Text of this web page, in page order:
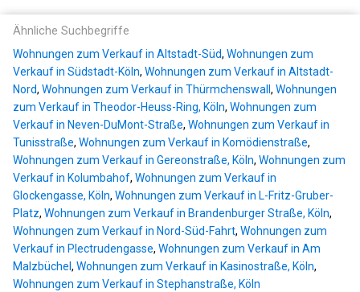
Ähnliche Suchbegriffe
Wohnungen zum Verkauf in Altstadt-Süd, Wohnungen zum
Verkauf in Südstadt-Köln, Wohnungen zum Verkauf in Altstadt-
Nord, Wohnungen zum Verkauf in Thürmchenswall , Wohnungen
zum Verkauf in Theodor-Heuss-Ring, Köln, Wohnungen zum
Verkauf in Neven-DuMont-Straße, Wohnungen zum Verkauf in
Tunisstraße, Wohnungen zum Verkauf in Komödienstraße,
Wohnungen zum Verkauf in Gereonstraße, Köln, Wohnungen zum
Verkauf in Kolumbahof, Wohnungen zum Verkauf in
Glockengasse, Köln, Wohnungen zum Verkauf in L-Fritz-Gruber-
Platz, Wohnungen zum Verkauf in Brandenburger Straße, Köln,
Wohnungen zum Verkauf in Nord-Süd-Fahrt, Wohnungen zum
Verkauf in Plectrudengasse, Wohnungen zum Verkauf in Am
Malzbüchel , Wohnungen zum Verkauf in Kasinostraße, Köln,
Wohnungen zum Verkauf in Stephanstraße, Köln